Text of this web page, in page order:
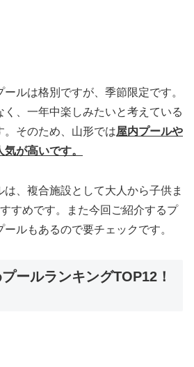
ルは格別ですが、季節限定です。
く、一年中楽しみたいと考えている
。そのため、山形では屋内プールや
が高いです。
、複合施設として大人から子供ま
すめです。また今回ご紹介するプ
ルもあるので要チェックです。
ールランキングTOP12！